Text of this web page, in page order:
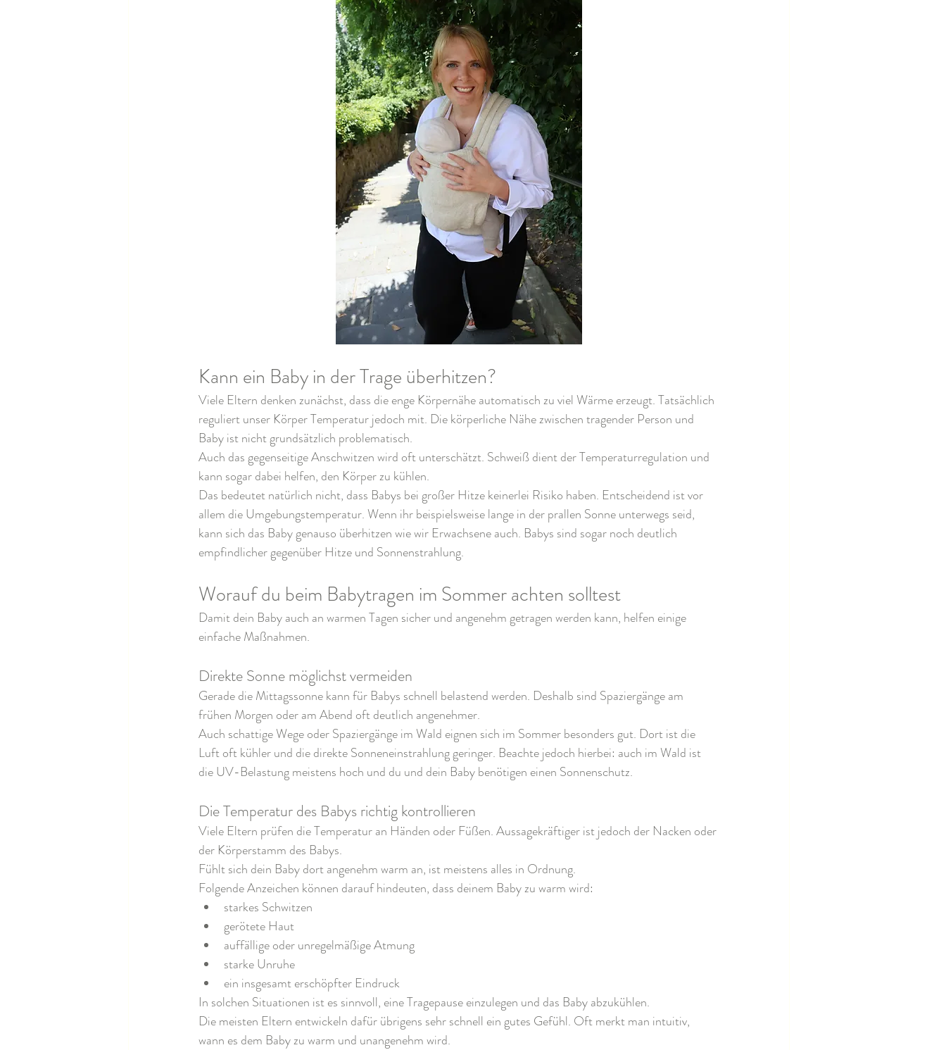
Kann ein Baby in der Trage überhitzen?
Viele Eltern denken zunächst, dass die enge Körpernähe automatisch zu viel Wärme erzeugt. Tatsächlich
reguliert unser Körper Temperatur jedoch mit. Die körperliche Nähe zwischen tragender Person und
Baby ist nicht grundsätzlich problematisch.
Auch das gegenseitige Anschwitzen wird oft unterschätzt. Schweiß dient der Temperaturregulation und
kann sogar dabei helfen, den Körper zu kühlen.
Das bedeutet natürlich nicht, dass Babys bei großer Hitze keinerlei Risiko haben. Entscheidend ist vor
allem die Umgebungstemperatur. Wenn ihr beispielsweise lange in der prallen Sonne unterwegs seid,
kann sich das Baby genauso überhitzen wie wir Erwachsene auch. Babys sind sogar noch deutlich
empfindlicher gegenüber Hitze und Sonnenstrahlung.
Worauf du beim Babytragen im Sommer achten solltest
Damit dein Baby auch an warmen Tagen sicher und angenehm getragen werden kann, helfen einige
einfache Maßnahmen.
Direkte Sonne möglichst vermeiden
Gerade die Mittagssonne kann für Babys schnell belastend werden. Deshalb sind Spaziergänge am
frühen Morgen oder am Abend oft deutlich angenehmer.
Auch schattige Wege oder Spaziergänge im Wald eignen sich im Sommer besonders gut. Dort ist die
Luft oft kühler und die direkte Sonneneinstrahlung geringer. Beachte jedoch hierbei: auch im Wald ist
die UV-Belastung meistens hoch und du und dein Baby benötigen einen Sonnenschutz.
Die Temperatur des Babys richtig kontrollieren
Viele Eltern prüfen die Temperatur an Händen oder Füßen. Aussagekräftiger ist jedoch der Nacken oder
der Körperstamm des Babys.
Fühlt sich dein Baby dort angenehm warm an, ist meistens alles in Ordnung.
Folgende Anzeichen können darauf hindeuten, dass deinem Baby zu warm wird:
starkes Schwitzen
gerötete Haut
auffällige oder unregelmäßige Atmung
starke Unruhe
ein insgesamt erschöpfter Eindruck
In solchen Situationen ist es sinnvoll, eine Tragepause einzulegen und das Baby abzukühlen.
Die meisten Eltern entwickeln dafür übrigens sehr schnell ein gutes Gefühl. Oft merkt man intuitiv,
wann es dem Baby zu warm und unangenehm wird.